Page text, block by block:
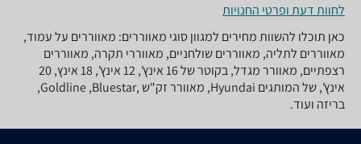
לחוות דעת ופרטי החנויות
כאן תוכלו להשוות מחירים למגוון סוגי מאווררים: מאווררים על עמוד,
מאווררים לתליה, מאווררים שולחניים, מאווררי תקרה, מאווררים
רצפתיים, מאוורר מגדל, בקוטר של 16 אינץ', 12 אינץ', 18 אינץ, 20
אינץ', של המותגים Hyundai, מאוורר זק"ש ,Goldline ,Bluestar,
בריזה ועוד.